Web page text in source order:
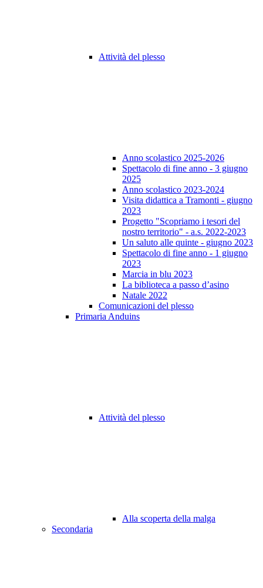
Attività del plesso
Anno scolastico 2025-2026
Spettacolo di fine anno - 3 giugno
2025
Anno scolastico 2023-2024
Visita didattica a Tramonti - giugno
2023
Progetto "Scopriamo i tesori del
nostro territorio" - a.s. 2022-2023
Un saluto alle quinte - giugno 2023
Spettacolo di fine anno - 1 giugno
2023
Marcia in blu 2023
La biblioteca a passo d’asino
Natale 2022
Comunicazioni del plesso
Primaria Anduins
Attività del plesso
Alla scoperta della malga
Secondaria